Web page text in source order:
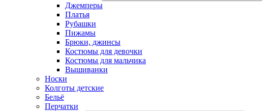
Джемперы
Платья
Рубашки
Пижамы
Брюки, джинсы
Костюмы для девочки
Костюмы для мальчика
Вышиванки
Носки
Колготы детские
Бельё
Перчатки